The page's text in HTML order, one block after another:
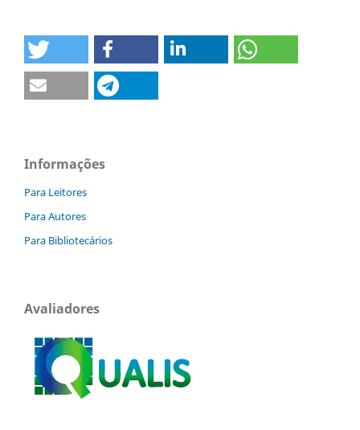
Informações
Para Leitores
Para Autores
Para Bibliotecários
Avaliadores